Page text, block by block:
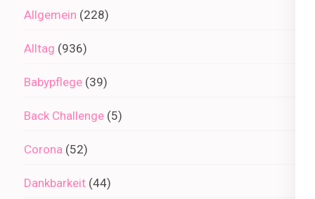
Allgemein (228)
Alltag (936)
Babypflege (39)
Back Challenge (5)
Corona (52)
Dankbarkeit (44)